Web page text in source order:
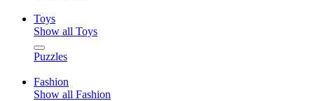
Toys
Show all Toys
Puzzles
Fashion
Show all Fashion